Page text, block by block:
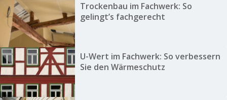
Trockenbau im Fachwerk: So
gelingt’s fachgerecht
U-Wert im Fachwerk: So verbessern
Sie den Wärmeschutz